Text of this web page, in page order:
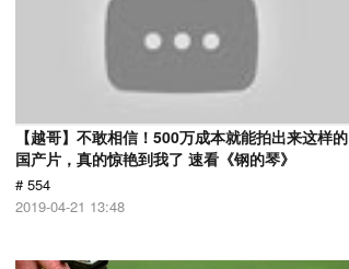
【越哥】不敢相信！500万成本就能拍出来这样的
国产片，真的惊艳到我了 速看《钢的琴》
# 554
2019-04-21 13:48